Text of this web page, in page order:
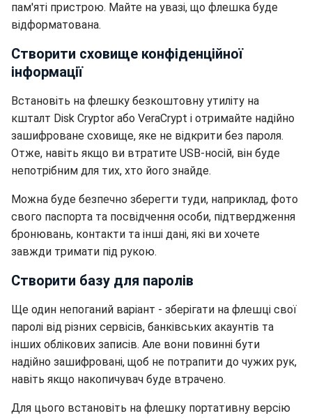
пам'яті пристрою. Майте на увазі, що флешка буде
відформатована.
Створити сховище конфіденційної
інформації
Встановіть на флешку безкоштовну утиліту на
кшталт Disk Cryptor або VeraCrypt і отримайте надійно
зашифроване сховище, яке не відкрити без пароля.
Отже, навіть якщо ви втратите USB-носій, він буде
непотрібним для тих, хто його знайде.
Можна буде безпечно зберегти туди, наприклад, фото
свого паспорта та посвідчення особи, підтвердження
бронювань, контакти та інші дані, які ви хочете
завжди тримати під рукою.
Створити базу для паролів
Ще один непоганий варіант - зберігати на флешці свої
паролі від різних сервісів, банківських акаунтів та
інших облікових записів. Але вони повинні бути
надійно зашифровані, щоб не потрапити до чужих рук,
навіть якщо накопичувач буде втрачено.
Для цього встановіть на флешку портативну версію